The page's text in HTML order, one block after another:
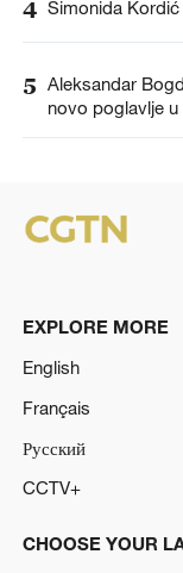
4 Simonida
5 Aleksandar
novo poglavlje
EXPLORE MORE
English
Français
Русский
CCTV+
CHOOSE YOUR